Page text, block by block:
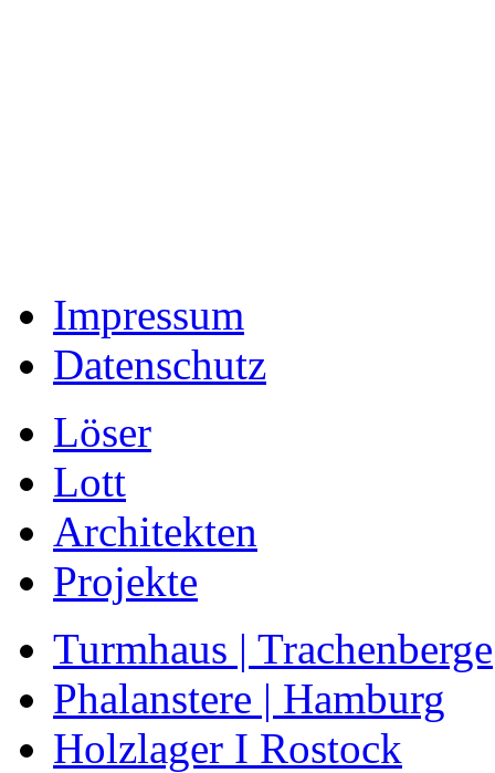
Impressum
Datenschutz
Löser
Lott
Architekten
Projekte
Turmhaus | Trachenberge
Phalanstere | Hamburg
Holzlager I Rostock